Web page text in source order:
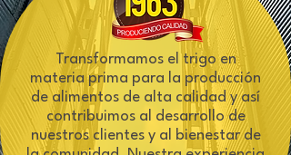
Transformamos el trigo en
materia prima para la producción
de alimentos de alta calidad y así
contribuimos al desarrollo de
nuestros clientes y al bienestar de